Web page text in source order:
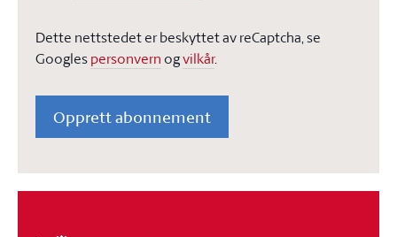
Dette nettstedet er beskyttet av reCaptcha, se
Googlespersonvern ogvilkår.
Opprett abonnement